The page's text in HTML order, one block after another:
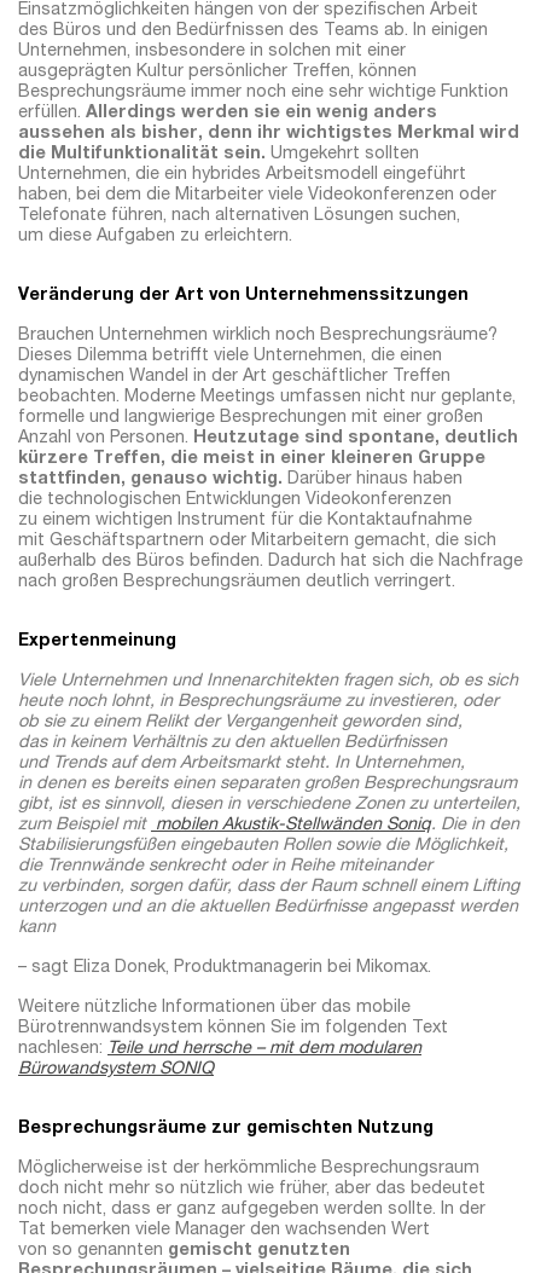
Einsatzmöglichkeiten hängen von der spezifischen Arbeit
des Büros und den Bedürfnissen des Teams ab. In einigen
Unternehmen, insbesondere in solchen mit einer
ausgeprägten Kultur persönlicher Treffen, können
Besprechungsräume immer noch eine sehr wichtige Funktion
erfüllen. Allerdings werden sie ein wenig anders
aussehen als bisher, denn ihr wichtigstes Merkmal wird
die Multifunktionalität sein. Umgekehrt sollten
Unternehmen, die ein hybrides Arbeitsmodell eingeführt
haben, bei dem die Mitarbeiter viele Videokonferenzen oder
Telefonate führen, nach alternativen Lösungen suchen,
um diese Aufgaben zu erleichtern.
Veränderung der Art von Unternehmenssitzungen
Brauchen Unternehmen wirklich noch Besprechungsräume?
Dieses Dilemma betrifft viele Unternehmen, die einen
dynamischen Wandel in der Art geschäftlicher Treffen
beobachten. Moderne Meetings umfassen nicht nur geplante,
formelle und langwierige Besprechungen mit einer großen
Anzahl von Personen. Heutzutage sind spontane, deutlich
kürzere Treffen, die meist in einer kleineren Gruppe
stattfinden, genauso wichtig. Darüber hinaus haben
die technologischen Entwicklungen Videokonferenzen
zu einem wichtigen Instrument für die Kontaktaufnahme
mit Geschäftspartnern oder Mitarbeitern gemacht, die sich
außerhalb des Büros befinden. Dadurch hat sich die Nachfrage
nach großen Besprechungsräumen deutlich verringert.
Expertenmeinung
Viele Unternehmen und Innenarchitekten fragen sich, ob es sich
heute noch lohnt, in Besprechungsräume zu investieren, oder
ob sie zu einem Relikt der Vergangenheit geworden sind,
das in keinem Verhältnis zu den aktuellen Bedürfnissen
und Trends auf dem Arbeitsmarkt steht. In Unternehmen,
in denen es bereits einen separaten großen Besprechungsraum
gibt, ist es sinnvoll, diesen in verschiedene Zonen zu unterteilen,
zum Beispiel mit mobilen Akustik-Stellwänden Soniq. Die in den
Stabilisierungsfüßen eingebauten Rollen sowie die Möglichkeit,
die Trennwände senkrecht oder in Reihe miteinander
zu verbinden, sorgen dafür, dass der Raum schnell einem Lifting
unterzogen und an die aktuellen Bedürfnisse angepasst werden
kann
– sagt Eliza Donek, Produktmanagerin bei Mikomax.
Weitere nützliche Informationen über das mobile
Bürotrennwandsystem können Sie im folgenden Text
nachlesen: Teile und herrsche – mit dem modularen
Bürowandsystem SONIQ
Besprechungsräume zur gemischten Nutzung
Möglicherweise ist der herkömmliche Besprechungsraum
doch nicht mehr so nützlich wie früher, aber das bedeutet
noch nicht, dass er ganz aufgegeben werden sollte. In der
Tat bemerken viele Manager den wachsenden Wert
von so genannten gemischt genutzten